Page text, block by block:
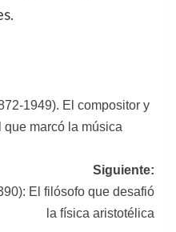
1949). El compositor y
marcó la música
Siguiente:
El filósofo que desafió
la física aristotélica